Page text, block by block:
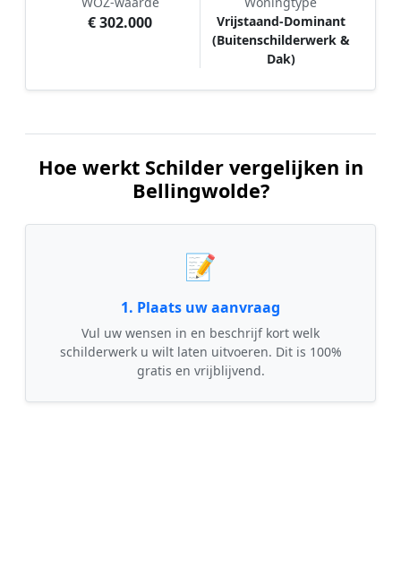
€ 302.000
Vrijstaand-Dominant
(Buitenschilderwerk &
Dak)
Hoe werkt Schilder vergelijken in
Bellingwolde?
📝
1. Plaats uw aanvraag
Vul uw wensen in en beschrijf kort welk
schilderwerk u wilt laten uitvoeren. Dit is 100%
gratis en vrijblijvend.